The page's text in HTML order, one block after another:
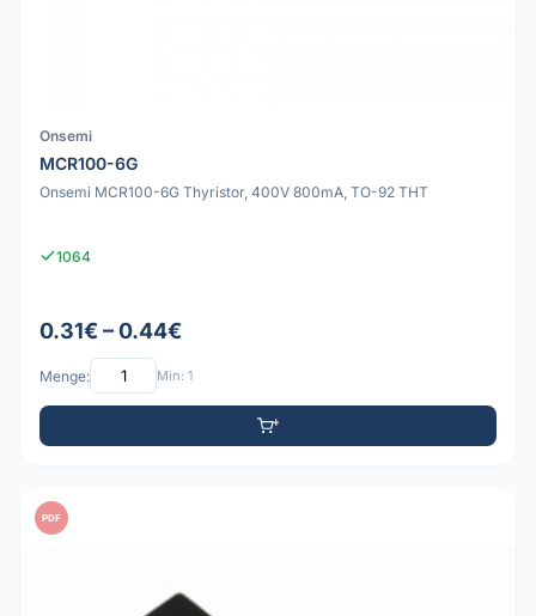
Onsemi
MCR100-6G
Onsemi MCR100-6G Thyristor, 400V 800mA, TO-92 THT
1064
0.31€ – 0.44€
Menge: Min: 1
PDF